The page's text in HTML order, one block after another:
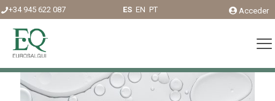
+34 945 622 087 ES EN PT Acceder